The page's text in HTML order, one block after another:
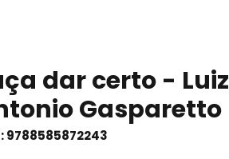
dar certo - Luiz
Gasparetto
9788585872243